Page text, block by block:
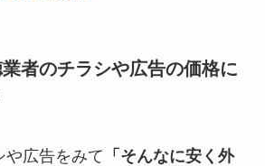
者のチラシや広告の価格に
や広告をみて 「そんなに安く外